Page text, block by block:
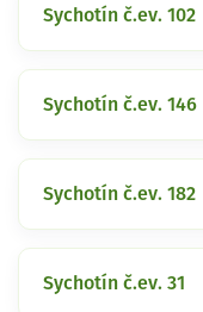
Sychotín č.ev. 102
Sychotín č.ev. 146
Sychotín č.ev. 182
Sychotín č.ev. 31